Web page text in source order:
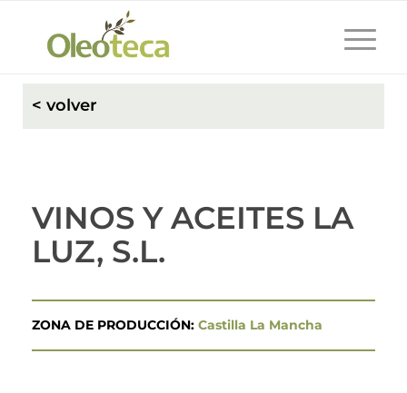
< volver
VINOS Y ACEITES LA
LUZ, S.L.
ZONA DE PRODUCCIÓN: Castilla La Mancha